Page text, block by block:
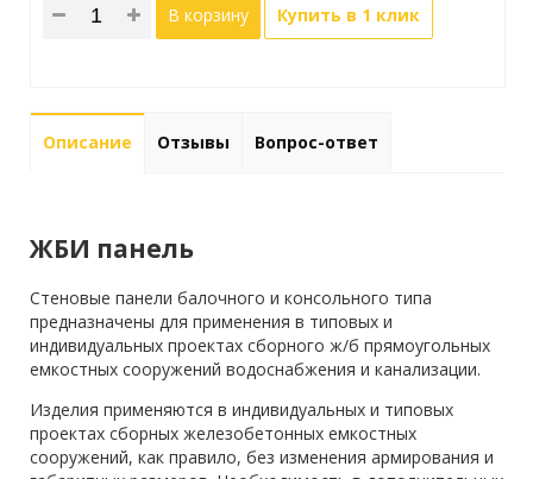
В корзину Купить в 1 клик
Описание Отзывы Вопрос-ответ
ЖБИ панель
Стеновые панели балочного и консольного типа
предназначены для применения в типовых и
индивидуальных проектах сборного ж/б прямоугольных
емкостных сооружений водоснабжения и канализации.
Изделия применяются в индивидуальных и типовых
проектах сборных железобетонных емкостных
сооружений, как правило, без изменения армирования и